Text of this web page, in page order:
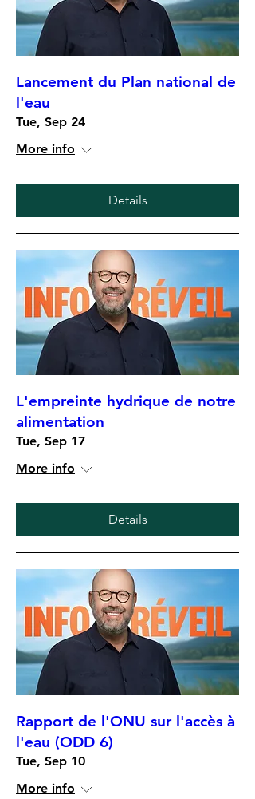
Lancement du Plan national de
l'eau
Tue, Sep 24
More info
Details
L'empreinte hydrique de notre
alimentation
Tue, Sep 17
More info
Details
Rapport de l'ONU sur l'accès à
l'eau (ODD 6)
Tue, Sep 10
More info